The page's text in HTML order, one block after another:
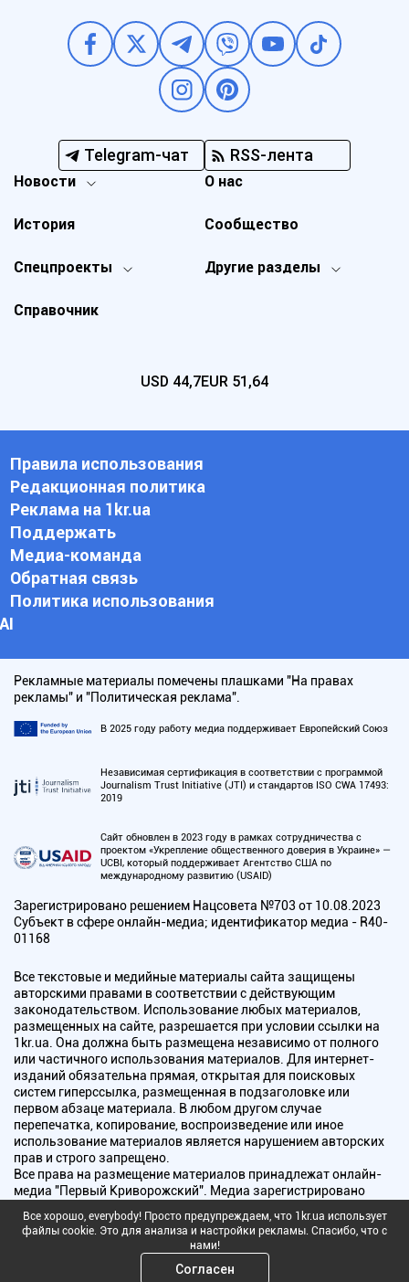
Telegram-чат RSS-лента
Новости
Спецпроекты Другие разделы
История
О нас
Справочник
Сообщество
USD 44,7EUR 51,64
Правила использования
Редакционная политика
Реклама на 1kr.ua
Поддержать
Медиа-команда
Обратная связь
Политика использования
АI
Рекламные материалы помечены плашками "На правах
рекламы" и "Политическая реклама".
В 2025 году работу медиа поддерживает Европейский Союз
Независимая сертификация в соответствии с программой
Journalism Trust Initiative (JTI) и стандартов ISO CWA 17493:
2019
Сайт обновлен в 2023 году в рамках сотрудничества с
проектом «Укрепление общественного доверия в Украине» —
UCBI, который поддерживает Агентство США по
международному развитию (USAID)
Зарегистрировано решением Нацсовета №703 от 10.08.2023
Субъект в сфере онлайн-медиа; идентификатор медиа - R40-
01168
Все текстовые и медийные материалы сайта защищены
авторскими правами в соответствии с действующим
законодательством. Использование любых материалов,
размещенных на сайте, разрешается при условии ссылки на
1kr.ua. Она должна быть размещена независимо от полного
или частичного использования материалов. Для интернет-
изданий обязательна прямая, открытая для поисковых
систем гиперссылка, размещенная в подзаголовке или
первом абзаце материала. В любом другом случае
перепечатка, копирование, воспроизведение или иное
использование материалов является нарушением авторских
прав и строго запрещено.
Все права на размещение материалов принадлежат онлайн-
медиа "Первый Криворожский". Медиа зарегистрировано
радиовещания.
Copyright © 2010 - 2026 Все права защищены
Все хорошо, everybody! Просто предупреждаем, что 1kr.ua использует
файлы cookie. Это для анализа и настройки рекламы. Спасибо, что с
нами!
Согласен